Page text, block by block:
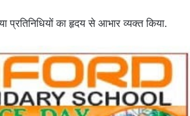
का हृदय से आभार व्यक्त किया.